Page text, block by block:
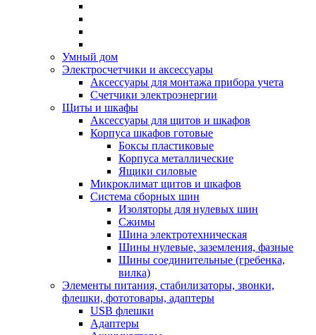
Умный дом
Электросчетчики и аксессуары
Аксессуары для монтажа прибора учета
Счетчики электроэнергии
Щиты и шкафы
Аксессуары для щитов и шкафов
Корпуса шкафов готовые
Боксы пластиковые
Корпуса металлические
Ящики силовые
Микроклимат щитов и шкафов
Система сборных шин
Изоляторы для нулевых шин
Сжимы
Шина электротехническая
Шины нулевые, заземления, фазные
Шины соединительные (гребенка,
вилка)
Элементы питания, стабилизаторы, звонки,
флешки, фототовары, адаптеры
USB флешки
Адаптеры